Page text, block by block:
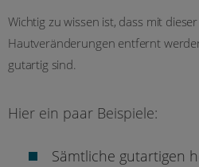
Wichtig zu wissen ist, dass mit
Hautveränderungen entfernt
gutartig sind.
Hier ein paar Beispiele:
Sämtliche gutartigen